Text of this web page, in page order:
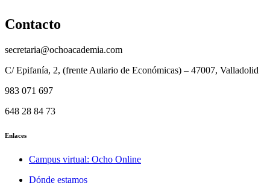
Contacto
secretaria@ochoacademia.com
C/ Epifanía, 2, (frente Aulario de Económicas) – 47007, Valladolid
983 071 697
648 28 84 73
Enlaces
Campus virtual: Ocho Online
Dónde estamos